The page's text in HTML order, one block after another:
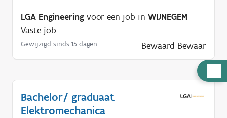
u
l
LGA Engineering voor een job in WIJNEGEM
Vaste job
Gewijzigd sinds 15 dagen Bewaard Bewaar
Bachelor/ graduaat
Elektromechanica